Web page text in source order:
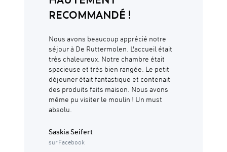
RECOMMANDÉ !
Nous avons beaucoup apprécié notre
séjour à De Ruttermolen. L'accueil était
très chaleureux. Notre chambre était
spacieuse et très bien rangée. Le petit
déjeuner était fantastique et contenait
des produits faits maison. Nous avons
même pu visiter le moulin ! Un must
absolu.
Saskia Seifert
sur Facebook